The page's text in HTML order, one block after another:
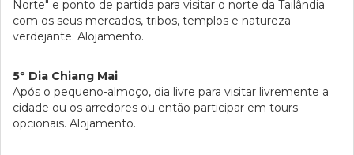
Norte" e ponto de partida para visitar o norte da Tailândia
com os seus mercados, tribos, templos e natureza
verdejante. Alojamento.
5º Dia Chiang Mai
Após o pequeno-almoço, dia livre para visitar livremente a
cidade ou os arredores ou então participar em tours
opcionais. Alojamento.